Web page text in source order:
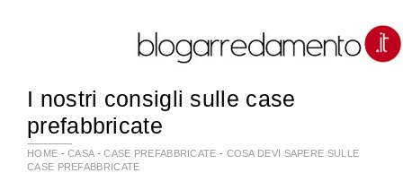
I nostri consigli sulle case
prefabbricate
HOME -CASA-CASE PREFABBRICATE - COSA DEVI SAPERE SULLE
CASE PREFABBRICATE